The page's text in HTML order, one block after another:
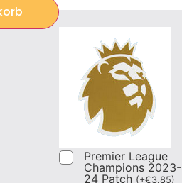
Premier League
Champions 2023-
24 Patch (+€3.85)